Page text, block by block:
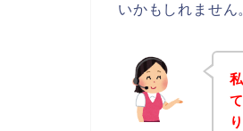
いかもしれません